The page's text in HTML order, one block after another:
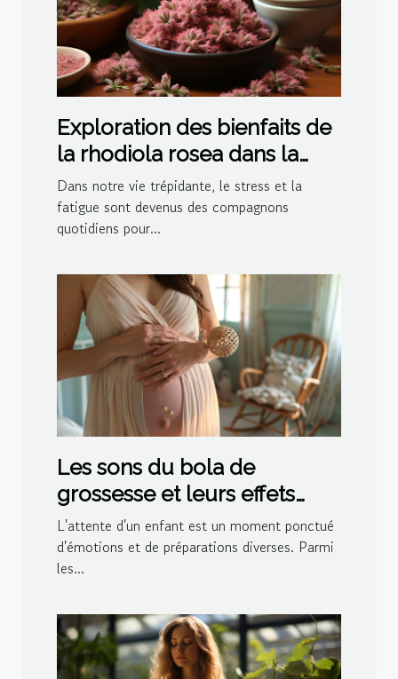
Exploration des bienfaits de
la rhodiola rosea dans la
gestion du stress et de la
fatigue
Dans notre vie trépidante, le stress et la
fatigue sont devenus des compagnons
quotidiens pour...
Les sons du bola de
grossesse et leurs effets
apaisants sur le bébé
L'attente d'un enfant est un moment ponctué
d'émotions et de préparations diverses. Parmi
les...